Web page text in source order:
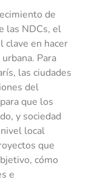
de
las NDCs, el
clave en hacer
Para
las ciudades
del
que los
y sociedad
local
que
cómo
e